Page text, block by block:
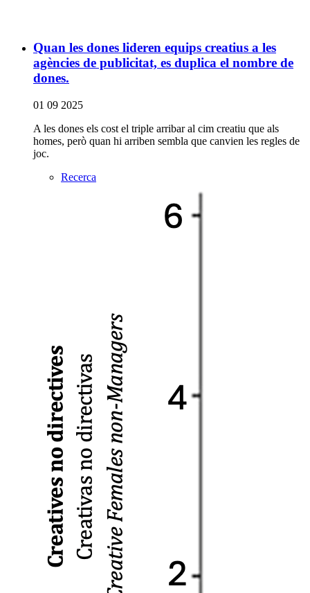
Quan les dones lideren equips creatius a les
agències de publicitat, es duplica el nombre de
dones.
01 09 2025
A les dones els cost el triple arribar al cim creatiu que als
homes, però quan hi arriben sembla que canvien les regles de
joc.
Recerca